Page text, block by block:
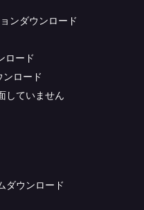
ンダウンロード
ロード
ロード
していません
ダウンロード